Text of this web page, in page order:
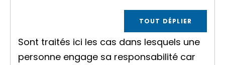
TOUT DÉPLIER
Sont traités ici les cas dans lesquels une
personne engage sa responsabilité car